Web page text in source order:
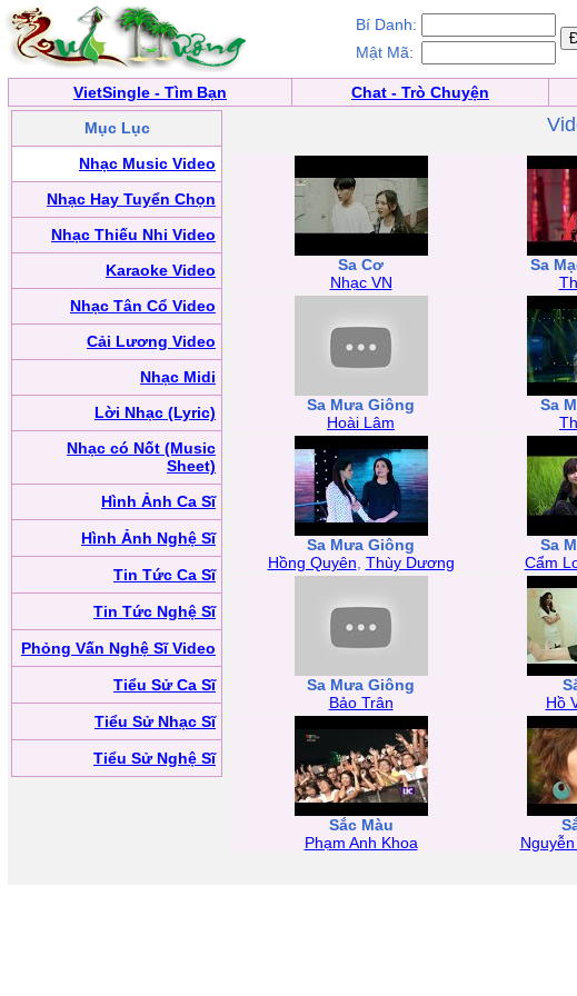
Bí Danh:
Mật Mã:
VietSingle - Tìm Bạn Chat - Trò Chuyện
Mục Lục
Nhạc Music Video
Nhạc Hay Tuyển Chọn
Nhạc Thiếu Nhi Video
Karaoke Video
Nhạc Tân Cổ Video
Cải Lương Video
Nhạc Midi
Lời Nhạc (Lyric)
Nhạc có Nốt (Music
Sheet)
Hình Ảnh Ca Sĩ
Hình Ảnh Nghệ Sĩ
Tin Tức Ca Sĩ
Tin Tức Nghệ Sĩ
Phỏng Vấn Nghệ Sĩ Video
Tiểu Sử Ca Sĩ
Tiểu Sử Nhạc Sĩ
Tiểu Sử Nghệ Sĩ
Sa Cơ
Nhạc VN
Sa
Sa Mưa Giông
Hoài Lâm
Sa
Sa Mưa Giông
Hồng Quyên Thùy Dương
Sa
Cẩm
Sa Mưa Giông
Bảo Trân
Hồ
Sắc Màu
Phạm Anh Khoa